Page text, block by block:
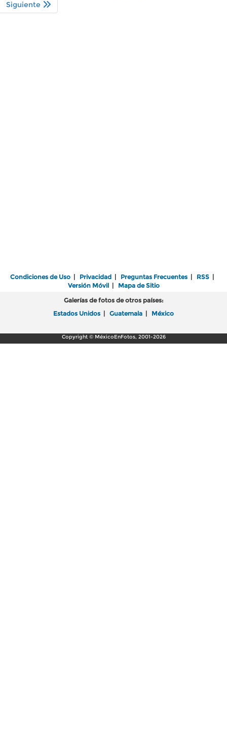
Siguiente
Condiciones de Uso | Privacidad | Preguntas Frecuentes | RSS |
Versión Móvil| Mapa de Sitio
Galerías de fotos de otros países:
Estados Unidos | Guatemala | México
Copyright © MéxicoEnFotos, 2001-2026